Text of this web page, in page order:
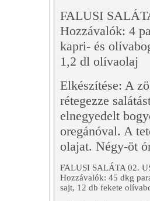
FALUSI
Hozzávalók: 4
kapri- és
1,2 dl olívaolaj
Elkészítése: A
rétegezze
elnegyedelt
oregánóval. A
olajat. Négy-öt
FALUSI SALÁTA 02.
Hozzávalók: 45 dkg
sajt, 12 db fekete